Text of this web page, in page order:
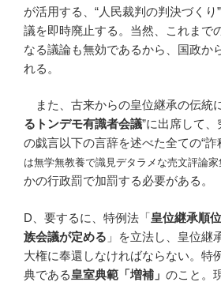
が活用する、“人民裁判の判決づくり
議を即時廃止する。当然、これまで
なる議論も無効であるから、国政か
れる。
また、古来からの皇位継承の伝統
るトンデモ有識者会議”に出席して
の戯言以下の言辞を述べた全ての“詐
は無学無教養で識見デタラメな売文評論家
かの行政罰で加罰する必要がある。
D、要するに、特例法「皇位継承順
族会議が定める 」を立法し、皇位継
大権に奉還しなければならない。特
典である皇室典範「増補」 のこと。